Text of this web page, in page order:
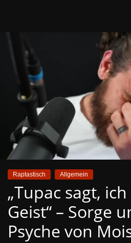
Raptastisch Allgemein
„Tupac sagt,
Geist“ – Sorge
Psyche von